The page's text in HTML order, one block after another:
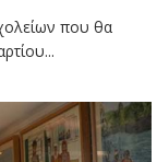
που θα